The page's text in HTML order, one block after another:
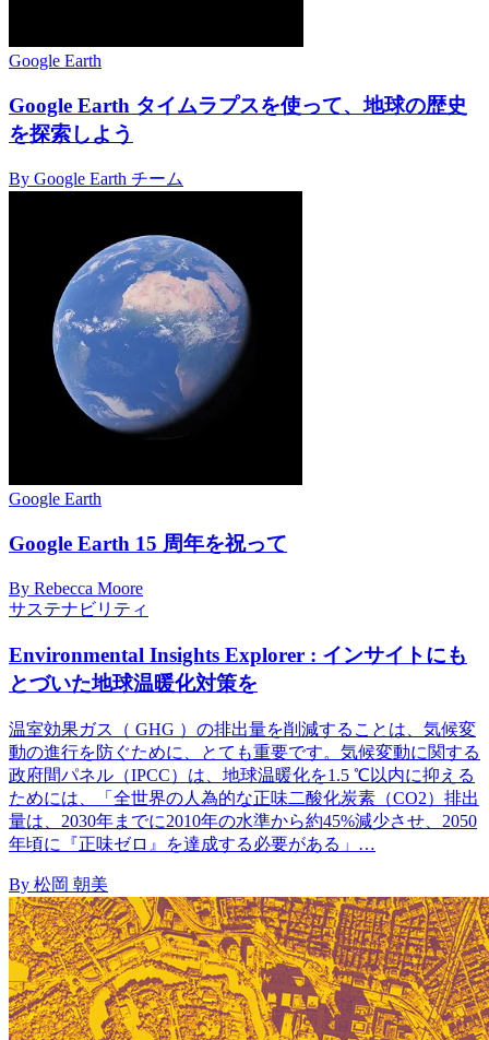
Google Earth
Google Earth タイムラプスを使って、地球の歴史
を探索しよう
By Google Earth チーム
Google Earth
Google Earth 15 周年を祝って
By Rebecca Moore
サステナビリティ
Environmental Insights Explorer : インサイトにも
とづいた地球温暖化対策を
温室効果ガス（ GHG ）の排出量を削減することは、気候変
動の進行を防ぐために、とても重要です。気候変動に関する
政府間パネル（IPCC）は、地球温暖化を1.5 ℃以内に抑える
ためには、「全世界の人為的な正味二酸化炭素（CO2）排出
量は、2030年までに2010年の水準から約45%減少させ、2050
年頃に『正味ゼロ』を達成する必要がある」…
By 松岡 朝美